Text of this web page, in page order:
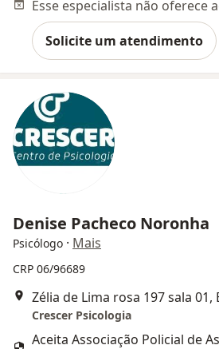
Solicite um atendimento
Denise Pacheco Noronha
Psicólogo · Mais
CRP 06/96689
Zélia de Lima rosa 197 sala 01,
Crescer Psicologia
Aceita Associação Policial de